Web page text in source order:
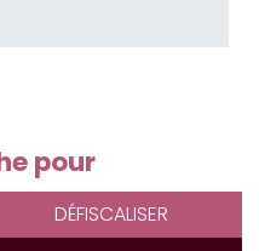
pour
DÉFISCALISER